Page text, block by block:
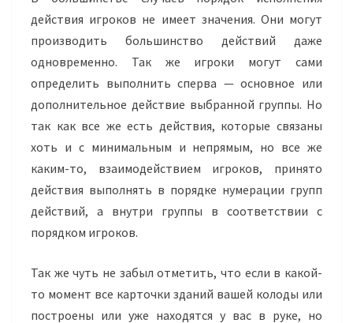
действия игроков не имеет значения. Они могут
производить большинство действий даже
одновременно. Так же игроки могут сами
определить выполнить сперва — основное или
дополнительное действие выбранной группы. Но
так как все же есть действия, которые связаны
хоть и с минимальным и непрямым, но все же
каким-то, взаимодействием игроков, принято
действия выполнять в порядке нумерации групп
действий, а внутри группы в соответствии с
порядком игроков.
Так же чуть не забыл отметить, что если в какой-
то момент все карточки зданий вашей колоды или
построены или уже находятся у вас в руке, но